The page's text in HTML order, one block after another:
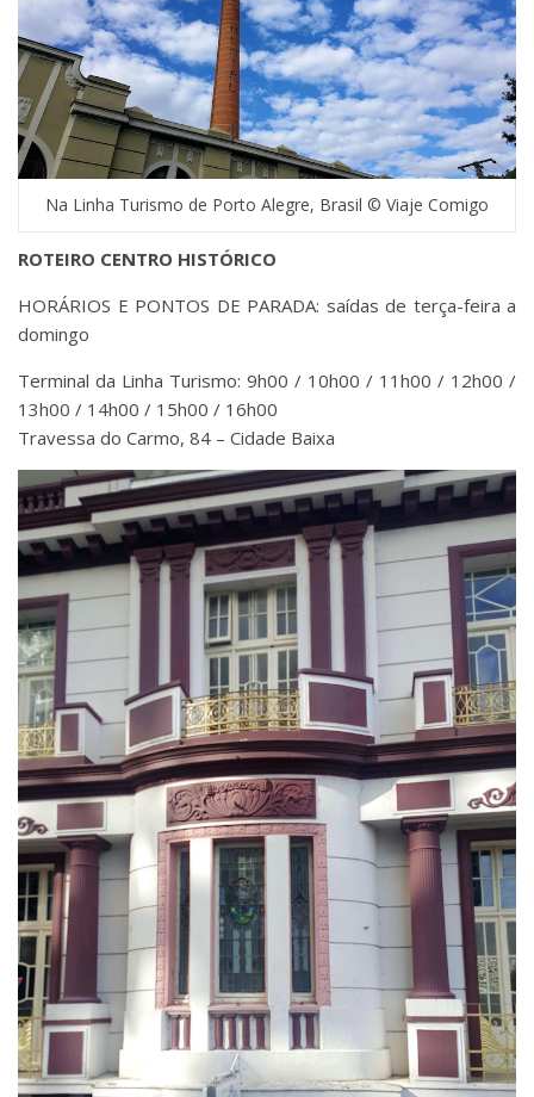
Na Linha Turismo de Porto Alegre, Brasil © Viaje Comigo
ROTEIRO CENTRO HISTÓRICO
HORÁRIOS E PONTOS DE PARADA: saídas de terça-feira a
domingo
Terminal da Linha Turismo: 9h00 / 10h00 / 11h00 / 12h00 /
13h00 / 14h00 / 15h00 / 16h00
Travessa do Carmo, 84 – Cidade Baixa